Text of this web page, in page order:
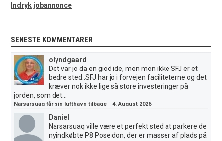
Indryk jobannonce
SENESTE KOMMENTARER
olyndgaard
Det var jo da en giod ide, men mon ikke SFJ er et
bedre sted..SFJ har jo i forvejen faciliteterne og det
kræver nok ikke lige så store investeringer på
jorden, som det...
Narsarsuaq får sin lufthavn tilbage ·4. August 2026
Daniel
Narsarsuaq ville være et perfekt sted at parkere de
nyindkøbte P8 Poseidon, der er masser af plads på